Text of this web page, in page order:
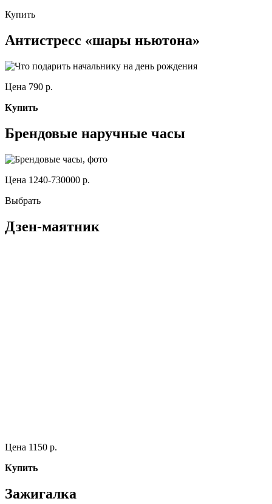
Купить
Антистресс «шары ньютона»
Цена 790 р.
Купить
Брендовые наручные часы
Цена 1240-730000 р.
Выбрать
Дзен-маятник
Цена 1150 р.
Купить
Зажигалка